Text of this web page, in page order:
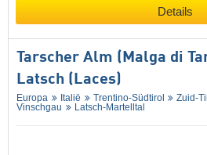
Details
Tarscher Alm (Malga di
Latsch (Laces)
Europa Italië Trentino-Südtirol
Zuid-
Vinschgau
Latsch-Martelltal